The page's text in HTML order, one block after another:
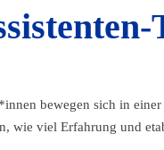
bewegen sich in
wie viel Erfahrung und